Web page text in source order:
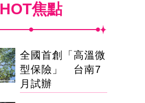
HOT焦點
全國首創「高溫微
型保險」 台南7
月試辦